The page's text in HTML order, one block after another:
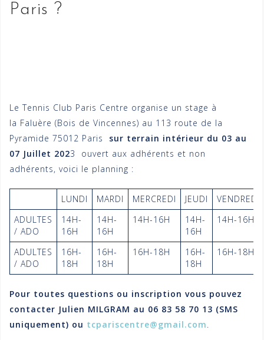
Paris ?
Le Tennis Club Paris Centre organise un stage à
la Faluère (Bois de Vincennes) au 113 route de la
Pyramide 75012 Paris
sur terrain intérieur du 03 au
07 Juillet 2023 ouvert aux adhérents et non
adhérents, voici le planning :
LUNDI MARDI MERCREDI JEUDI
VENDREDI
ADULTES
/ ADO
14H-
16H
14H-
16H
14H-16H
14H-
16H
14H-16H
ADULTES
/ ADO
16H-
18H
16H-
18H
16H-18H
16H-
18H
16H-18H
Pour toutes questions ou inscription vous pouvez
contacter Julien MILGRAM au 06 83 58 70 13 (SMS
uniquement) ou tcpariscentre@gmail.com